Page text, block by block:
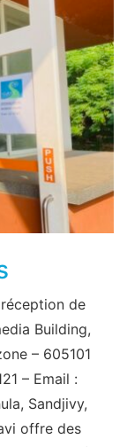
de
Building,
– 605101
– Email :
Sandjivy,
offre des